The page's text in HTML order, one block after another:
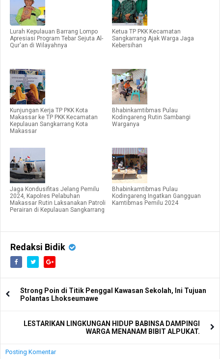
Lurah Kepulauan Barrang Lompo
Apresiasi Program Tebar Sejuta Al-
Qur'an di Wilayahnya
Ketua TP PKK Kecamatan
Sangkarrang Ajak Warga Jaga
Kebersihan
Kunjungan Kerja TP PKK Kota
Makassar ke TP PKK Kecamatan
Kepulauan Sangkarrang Kota
Makassar
Bhabinkamtibmas Pulau
Kodingareng Rutin Sambangi
Warganya
Jaga Kondusifitas Jelang Pemilu
2024, Kapolres Pelabuhan
Makassar Rutin Laksanakan Patroli
Perairan di Kepulauan Sangkarrang
Bhabinkamtibmas Pulau
Kodingareng Ingatkan Gangguan
Kamtibmas Pemilu 2024
Redaksi Bidik
Strong Poin di Titik Penggal Kawasan Sekolah, Ini Tujuan
Polantas Lhokseumawe
LESTARIKAN LINGKUNGAN HIDUP BABINSA DAMPINGI
WARGA MENANAM BIBIT ALPUKAT.
Posting Komentar